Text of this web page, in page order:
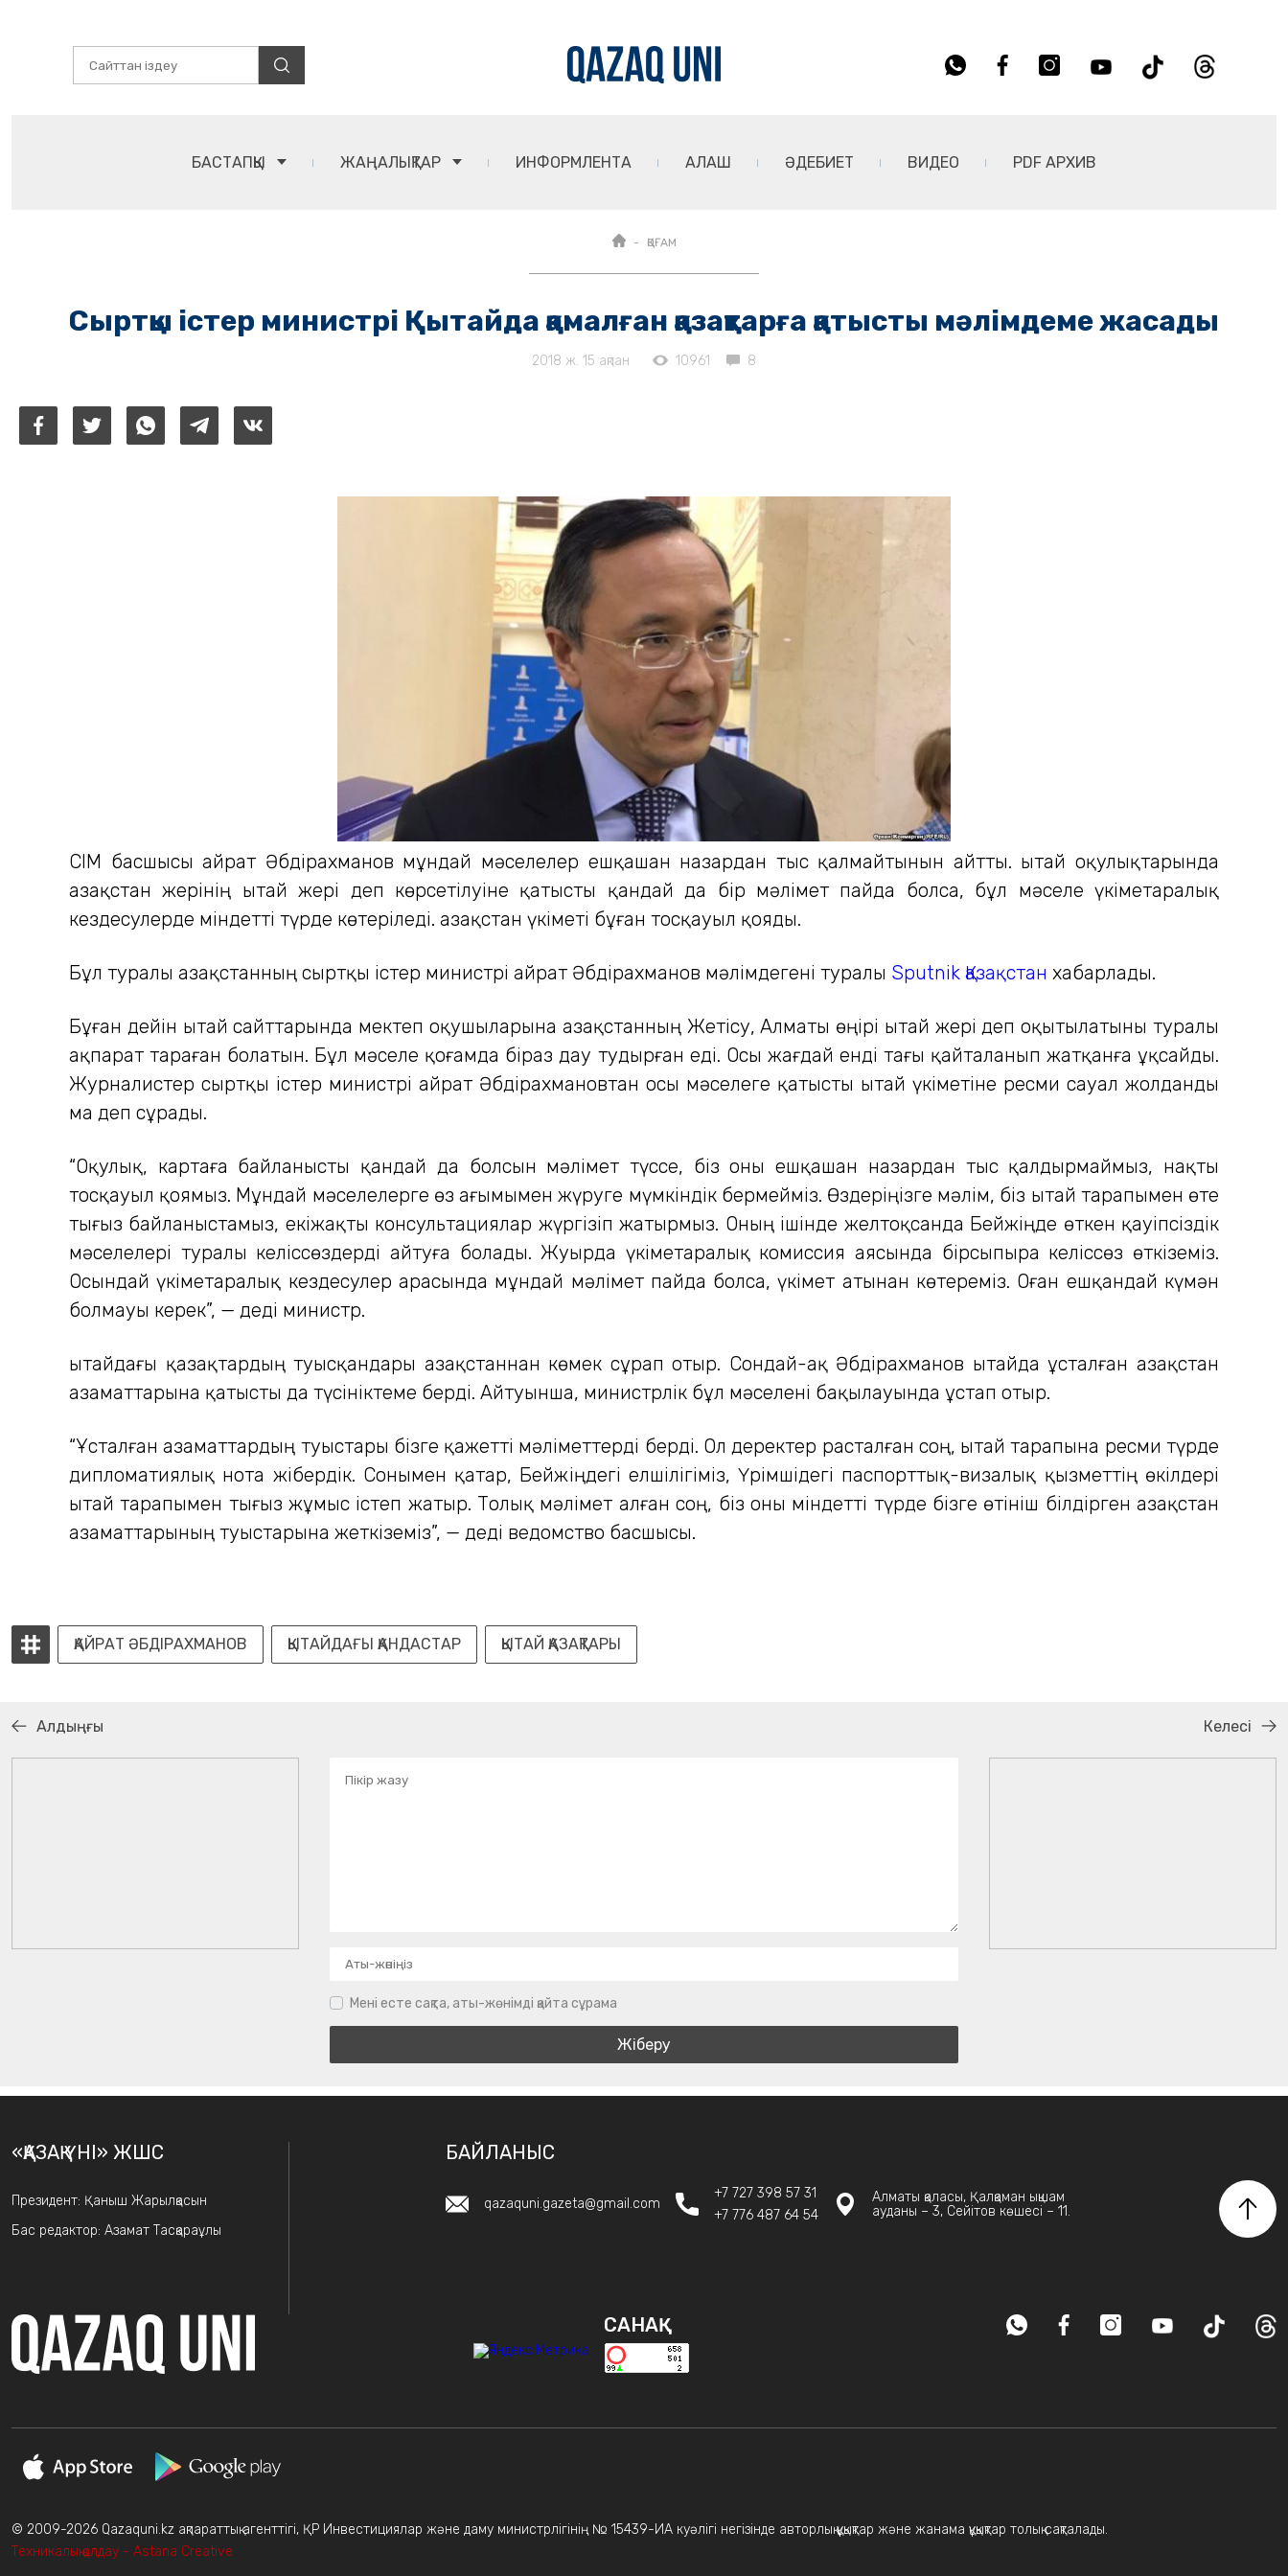
БАСТАПҚЫ ЖАҢАЛЫҚТАР ИНФОРМЛЕНТА АЛАШ ӘДЕБИЕТ ВИДЕО PDF АРХИВ
ҚОҒАМ
Сыртқы істер министрі Қытайда қамалған қазақтарға қатысты мәлімдеме жасады
2018 ж. 15 ақпан 10961 8
СІМ басшысы Қайрат Әбдірахманов мұндай мәселелер ешқашан назардан тыс қалмайтынын айтты. Қытай оқулықтарында
Қазақстан жерінің Қытай жері деп көрсетілуіне қатысты қандай да бір мәлімет пайда болса, бұл мәселе үкіметаралық
кездесулерде міндетті түрде көтеріледі. Қазақстан үкіметі бұған тосқауыл қояды.
Бұл туралы Қазақстанның сыртқы істер министрі Қайрат Әбдірахманов мәлімдегені туралы Sputnik Қазақстан хабарлады.
Бұған дейін Қытай сайттарында мектеп оқушыларына Қазақстанның Жетісу, Алматы өңірі Қытай жері деп оқытылатыны туралы
ақпарат тараған болатын. Бұл мәселе қоғамда біраз дау тудырған еді. Осы жағдай енді тағы қайталанып жатқанға ұқсайды.
Журналистер сыртқы істер министрі Қайрат Әбдірахмановтан осы мәселеге қатысты Қытай үкіметіне ресми сауал жолданды
ма деп сұрады.
“Оқулық, картаға байланысты қандай да болсын мәлімет түссе, біз оны ешқашан назардан тыс қалдырмаймыз, нақты
тосқауыл қоямыз. Мұндай мәселелерге өз ағымымен жүруге мүмкіндік бермейміз. Өздеріңізге мәлім, біз Қытай тарапымен өте
тығыз байланыстамыз, екіжақты консультациялар жүргізіп жатырмыз. Оның ішінде желтоқсанда Бейжіңде өткен қауіпсіздік
мәселелері туралы келіссөздерді айтуға болады. Жуырда үкіметаралық комиссия аясында бірсыпыра келіссөз өткіземіз.
Осындай үкіметаралық кездесулер арасында мұндай мәлімет пайда болса, үкімет атынан көтереміз. Оған ешқандай күмән
болмауы керек”, — деді министр.
Қытайдағы қазақтардың туысқандары Қазақстаннан көмек сұрап отыр. Сондай-ақ Әбдірахманов Қытайда ұсталған Қазақстан
азаматтарына қатысты да түсініктеме берді. Айтуынша, министрлік бұл мәселені бақылауында ұстап отыр.
“Ұсталған азаматтардың туыстары бізге қажетті мәліметтерді берді. Ол деректер расталған соң, Қытай тарапына ресми түрде
дипломатиялық нота жібердік. Сонымен қатар, Бейжіңдегі елшілігіміз, Үрімшідегі паспорттық-визалық қызметтің өкілдері
Қытай тарапымен тығыз жұмыс істеп жатыр. Толық мәлімет алған соң, біз оны міндетті түрде бізге өтініш білдірген Қазақстан
азаматтарының туыстарына жеткіземіз”, — деді ведомство басшысы.
ҚАЙРАТ ӘБДІРАХМАНОВ ҚЫТАЙДАҒЫ ҚАНДАСТАР ҚЫТАЙ ҚАЗАҚТАРЫ
Алдыңғы Келесі
Мені есте сақта, аты-жөнімді қайта сұрама
«ҚАЗАҚ ҮНІ» ЖШС
Президент: Қаныш Жарылқасын
Бас редактор: Азамат Тасқараұлы
БАЙЛАНЫС
qazaquni.gazeta@gmail.com
+7 727 398 57 31
+7 776 487 64 54
Алматы қаласы, Қалқаман ықшам
ауданы – 3, Сейітов көшесі – 11.
САНАҚ
© 2009-2026 Qazaquni.kz ақпараттық агенттігі, ҚР Инвестициялар және даму министрлігінің № 15439-ИА куәлігі негізінде авторлық құқықтар және жанама құқықтар толық сақталады.
Техникалық қолдау - Astana Creative